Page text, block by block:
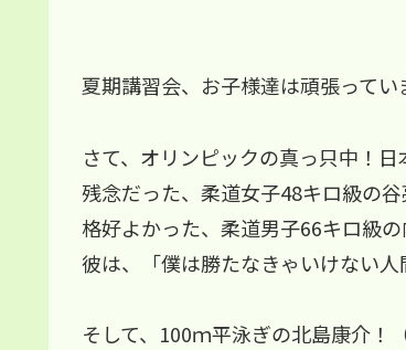
夏期講習会、お子様達は頑張ってい
さて、オリンピックの真っ只中！日
残念だった、柔道女子48キロ級の谷
格好よかった、柔道男子66キロ級
彼は、「僕は勝たなきゃいけない人
そして、100ｍ平泳ぎの北島康介！